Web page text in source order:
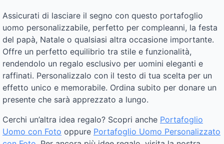
Assicurati di lasciare il segno con questo portafoglio
uomo personalizzabile, perfetto per compleanni, la festa
del papà, Natale o qualsiasi altra occasione importante.
Offre un perfetto equilibrio tra stile e funzionalità,
rendendolo un regalo esclusivo per uomini eleganti e
raffinati. Personalizzalo con il testo di tua scelta per un
effetto unico e memorabile. Ordina subito per donare un
presente che sarà apprezzato a lungo.
Cerchi un’altra idea regalo? Scopri anche Portafoglio
Uomo con Foto oppure Portafoglio Uomo Personalizzato